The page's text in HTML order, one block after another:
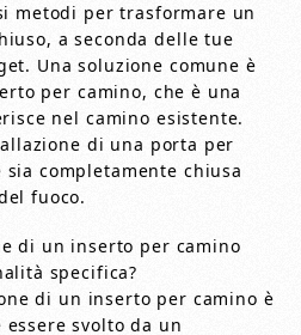
metodi per trasformare un
a seconda delle tue
Una soluzione comune è
per camino, che è una
nel camino esistente.
di una porta per
completamente chiusa
fuoco.
di un inserto per camino
specifica?
di un inserto per camino è
svolto da un